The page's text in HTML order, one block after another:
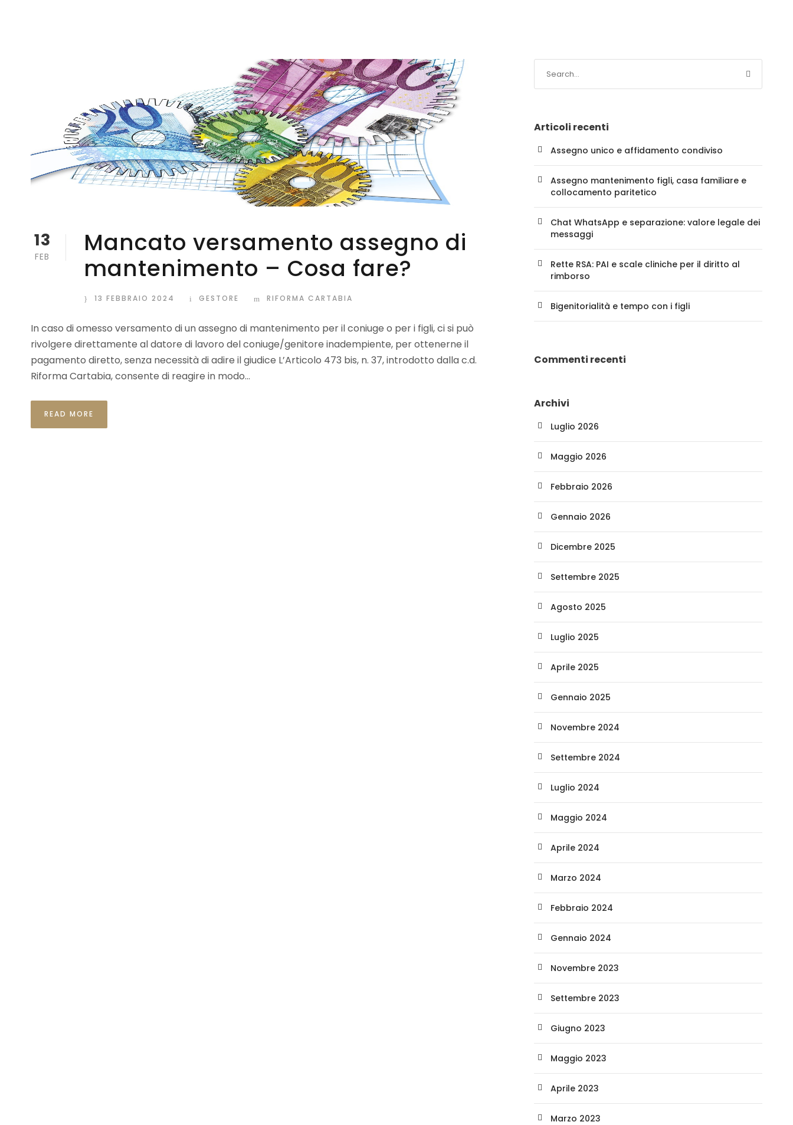
13
FEB
Mancato versamento assegno di
mantenimento – Cosa fare?
13 FEBBRAIO 2024 GESTORE RIFORMA CARTABIA
In caso di omesso versamento di un assegno di mantenimento per il coniuge o per i figli, ci si può
rivolgere direttamente al datore di lavoro del coniuge/genitore inadempiente, per ottenerne il
pagamento diretto, senza necessità di adire il giudice L’Articolo 473 bis, n. 37, introdotto dalla c.d.
Riforma Cartabia, consente di reagire in modo...
READ MORE
Articoli recenti
Assegno unico e affidamento condiviso
Assegno mantenimento figli, casa familiare e
collocamento paritetico
Chat WhatsApp e separazione: valore legale dei
messaggi
Rette RSA: PAI e scale cliniche per il diritto al
rimborso
Bigenitorialità e tempo con i figli
Commenti recenti
Archivi
Luglio 2026
Maggio 2026
Febbraio 2026
Gennaio 2026
Dicembre 2025
Settembre 2025
Agosto 2025
Luglio 2025
Aprile 2025
Gennaio 2025
Novembre 2024
Settembre 2024
Luglio 2024
Maggio 2024
Aprile 2024
Marzo 2024
Febbraio 2024
Gennaio 2024
Novembre 2023
Settembre 2023
Giugno 2023
Maggio 2023
Aprile 2023
Marzo 2023